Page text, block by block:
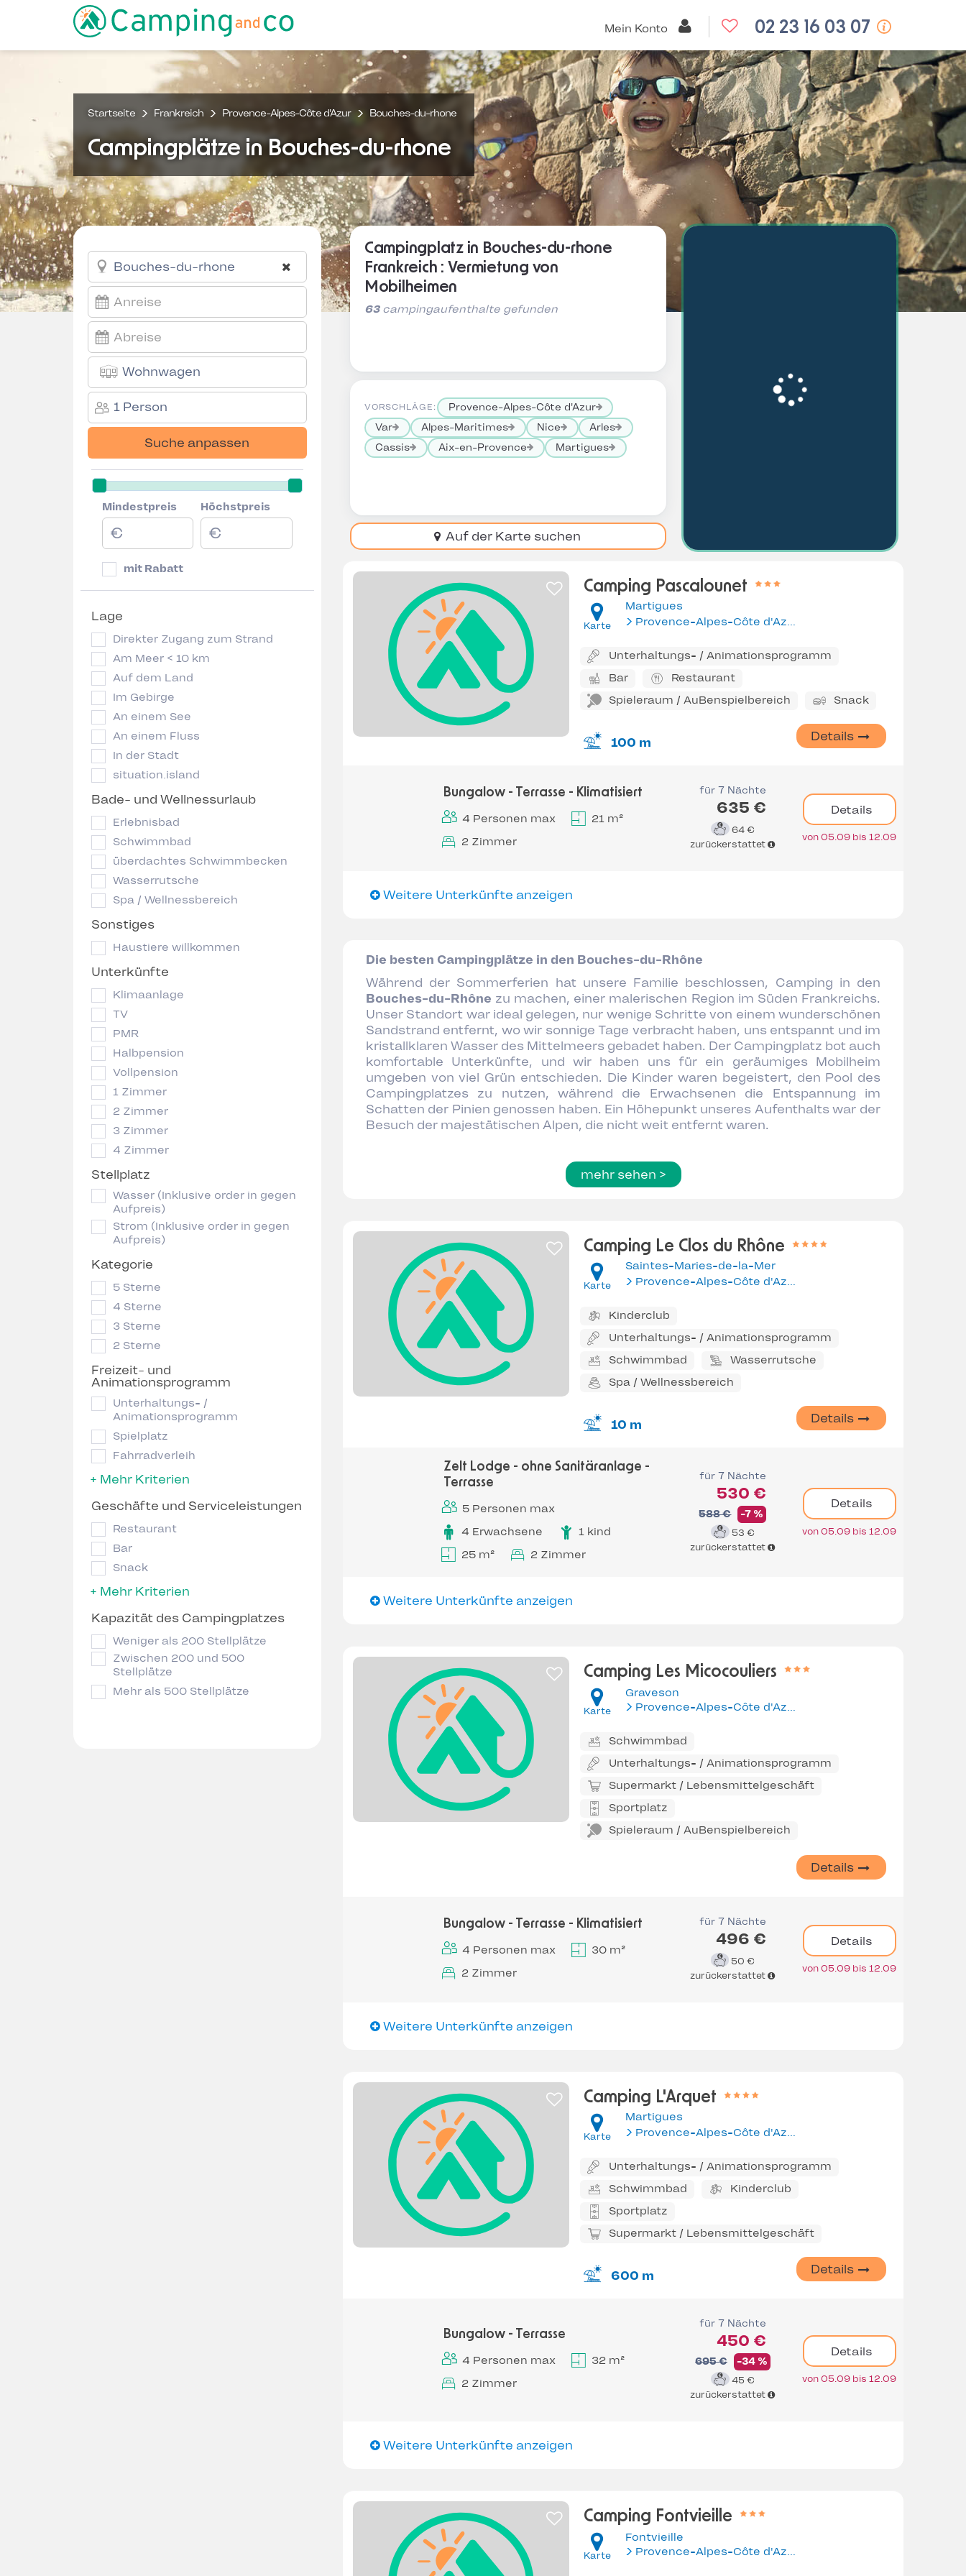
Mein Konto 02 23 16 03 07
Startseite Frankreich Provence-Alpes-Côte d'Azur Bouches-du-rhone
Campingplätze in Bouches-du-rhone
Wohnwagen
1 Person
Suche anpassen
Mindestpreis Höchstpreis
mit Rabatt
Lage
Direkter Zugang zum Strand
Am Meer < 10 km
Auf dem Land
Im Gebirge
An einem See
An einem Fluss
In der Stadt
situation.island
Bade- und Wellnessurlaub
Erlebnisbad
Schwimmbad
überdachtes Schwimmbecken
Wasserrutsche
Spa / Wellnessbereich
Sonstiges
Haustiere willkommen
Unterkünfte
Klimaanlage
TV
PMR
Halbpension
Vollpension
1 Zimmer
2 Zimmer
3 Zimmer
4 Zimmer
Stellplatz
Wasser (Inklusive order in gegen
Aufpreis)
Strom (Inklusive order in gegen
Aufpreis)
Kategorie
5 Sterne
4 Sterne
3 Sterne
2 Sterne
Freizeit- und
Animationsprogramm
Unterhaltungs- /
Animationsprogramm
Spielplatz
Fahrradverleih
+ Mehr Kriterien
Geschäfte und Serviceleistungen
Restaurant
Bar
Snack
+ Mehr Kriterien
Kapazität des Campingplatzes
Weniger als 200 Stellplätze
Zwischen 200 und 500
Stellplätze
Mehr als 500 Stellplätze
Campingplatz in Bouches-du-rhone
Frankreich : Vermietung von
Mobilheimen
63campingaufenthalte gefunden
VORSCHLÄGE:
Provence-Alpes-Côte d'Azur
Var
Alpes-Maritimes Nice
Arles
Cassis
Aix-en-Provence Martigues
Auf der Karte suchen
Camping Pascalounet
Karte
Martigues
Provence-Alpes-Côte d'Azur
Unterhaltungs- / Animationsprogramm
Bar
Restaurant
Spieleraum / AuBenspielbereich
Snack
100 m Details
Bungalow - Terrasse - Klimatisiert
4 Personen max
21 m²
2 Zimmer
für 7 Nächte
635 €
64 €
zurückerstattet
Details
von 05.09 bis 12.09
Weitere Unterkünfte anzeigen
Die besten Campingplätze in den Bouches-du-Rhône
Während der Sommerferien hat unsere Familie beschlossen, Camping in den
Bouches-du-Rhône zu machen, einer malerischen Region im Süden Frankreichs.
Unser Standort war ideal gelegen, nur wenige Schritte von einem wunderschönen
Sandstrand entfernt, wo wir sonnige Tage verbracht haben, uns entspannt und im
kristallklaren Wasser des Mittelmeers gebadet haben. Der Campingplatz bot auch
komfortable Unterkünfte, und wir haben uns für ein geräumiges Mobilheim
umgeben von viel Grün entschieden. Die Kinder waren begeistert, den Pool des
Campingplatzes zu nutzen, während die Erwachsenen die Entspannung im
Schatten der Pinien genossen haben. Ein Höhepunkt unseres Aufenthalts war der
Besuch der majestätischen Alpen, die nicht weit entfernt waren.
mehr sehen >
Camping Le Clos du Rhône
Karte
Saintes-Maries-de-la-Mer
Provence-Alpes-Côte d'Azur
Kinderclub
Unterhaltungs- / Animationsprogramm
Schwimmbad
Wasserrutsche
Spa / Wellnessbereich
10 m Details
Zelt Lodge - ohne Sanitäranlage -
Terrasse
5 Personen max
4 Erwachsene
1 kind
25 m²
2 Zimmer
für 7 Nächte
530 €
588 € -7 %
53 €
zurückerstattet
Details
von 05.09 bis 12.09
Weitere Unterkünfte anzeigen
Camping Les Micocouliers
Karte
Graveson
Provence-Alpes-Côte d'Azur
Schwimmbad
Unterhaltungs- / Animationsprogramm
Supermarkt / Lebensmittelgeschäft
Sportplatz
Spieleraum / AuBenspielbereich
Details
Bungalow - Terrasse - Klimatisiert
4 Personen max
30 m²
2 Zimmer
für 7 Nächte
496 €
50 €
zurückerstattet
Details
von 05.09 bis 12.09
Weitere Unterkünfte anzeigen
Camping L'Arquet
Karte
Martigues
Provence-Alpes-Côte d'Azur
Unterhaltungs- / Animationsprogramm
Schwimmbad
Kinderclub
Sportplatz
Supermarkt / Lebensmittelgeschäft
600 m Details
Bungalow - Terrasse
4 Personen max
32 m²
2 Zimmer
für 7 Nächte
450 €
695 € -34 %
45 €
zurückerstattet
Details
von 05.09 bis 12.09
Weitere Unterkünfte anzeigen
Camping Fontvieille
Karte
Fontvieille
Provence-Alpes-Côte d'Azur